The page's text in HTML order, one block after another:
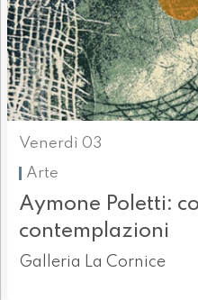
Venerdì 03
Arte
Aymone Poletti:
contemplazioni
Galleria La Cornice